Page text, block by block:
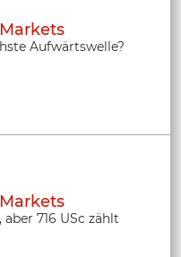
Aufwärtswelle?
716 USc zählt